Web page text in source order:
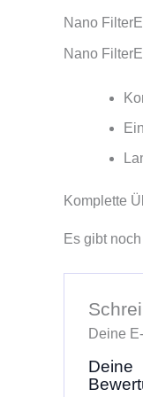
Nano
Nano
Komplette
Es gibt
Deine
Deine